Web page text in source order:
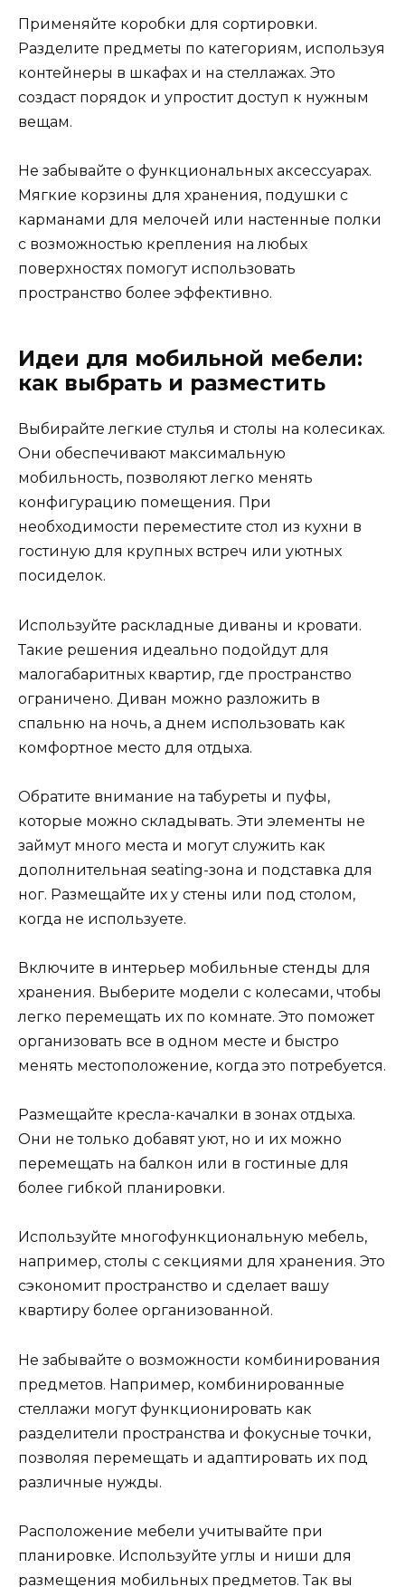
Применяйте коробки для сортировки.
Разделите предметы по категориям, используя
контейнеры в шкафах и на стеллажах. Это
создаст порядок и упростит доступ к нужным
вещам.
Не забывайте о функциональных аксессуарах.
Мягкие корзины для хранения, подушки с
карманами для мелочей или настенные полки
с возможностью крепления на любых
поверхностях помогут использовать
пространство более эффективно.
Идеи для мобильной мебели:
как выбрать и разместить
Выбирайте легкие стулья и столы на колесиках.
Они обеспечивают максимальную
мобильность, позволяют легко менять
конфигурацию помещения. При
необходимости переместите стол из кухни в
гостиную для крупных встреч или уютных
посиделок.
Используйте раскладные диваны и кровати.
Такие решения идеально подойдут для
малогабаритных квартир, где пространство
ограничено. Диван можно разложить в
спальню на ночь, а днем использовать как
комфортное место для отдыха.
Обратите внимание на табуреты и пуфы,
которые можно складывать. Эти элементы не
займут много места и могут служить как
дополнительная seating-зона и подставка для
ног. Размещайте их у стены или под столом,
когда не используете.
Включите в интерьер мобильные стенды для
хранения. Выберите модели с колесами, чтобы
легко перемещать их по комнате. Это поможет
организовать все в одном месте и быстро
менять местоположение, когда это потребуется.
Размещайте кресла-качалки в зонах отдыха.
Они не только добавят уют, но и их можно
перемещать на балкон или в гостиные для
более гибкой планировки.
Используйте многофункциональную мебель,
например, столы с секциями для хранения. Это
сэкономит пространство и сделает вашу
квартиру более организованной.
Не забывайте о возможности комбинирования
предметов. Например, комбинированные
стеллажи могут функционировать как
разделители пространства и фокусные точки,
позволяя перемещать и адаптировать их под
различные нужды.
Расположение мебели учитывайте при
планировке. Используйте углы и ниши для
размещения мобильных предметов. Так вы